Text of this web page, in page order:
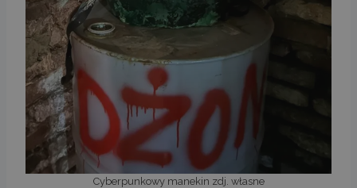
Cyberpunkowy manekin zdj. własne